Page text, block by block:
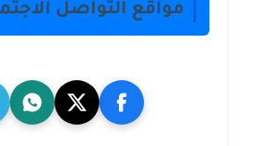
مواقع التواصل